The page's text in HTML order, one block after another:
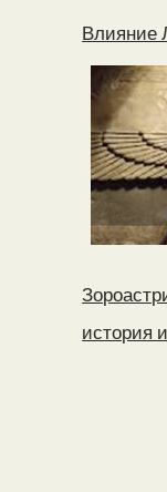
Влияние
история